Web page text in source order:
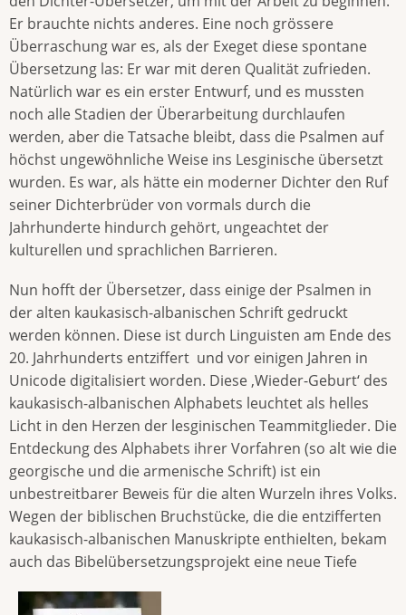
Er brauchte nichts anderes. Eine noch grössere
Überraschung war es, als der Exeget diese spontane
Übersetzung las: Er war mit deren Qualität zufrieden.
Natürlich war es ein erster Entwurf, und es mussten
noch alle Stadien der Überarbeitung durchlaufen
werden, aber die Tatsache bleibt, dass die Psalmen auf
höchst ungewöhnliche Weise ins Lesginische übersetzt
wurden. Es war, als hätte ein moderner Dichter den Ruf
seiner Dichterbrüder von vormals durch die
Jahrhunderte hindurch gehört, ungeachtet der
kulturellen und sprachlichen Barrieren.
Nun hofft der Übersetzer, dass einige der Psalmen in
der alten kaukasisch-albanischen Schrift gedruckt
werden können. Diese ist durch Linguisten am Ende des
20. Jahrhunderts entziffert und vor einigen Jahren in
Unicode digitalisiert worden. Diese ‚Wieder-Geburt‘ des
kaukasisch-albanischen Alphabets leuchtet als helles
Licht in den Herzen der lesginischen Teammitglieder. Die
Entdeckung des Alphabets ihrer Vorfahren (so alt wie die
georgische und die armenische Schrift) ist ein
unbestreitbarer Beweis für die alten Wurzeln ihres Volks.
Wegen der biblischen Bruchstücke, die die entzifferten
kaukasisch-albanischen Manuskripte enthielten, bekam
auch das Bibelübersetzungsprojekt eine neue Tiefe